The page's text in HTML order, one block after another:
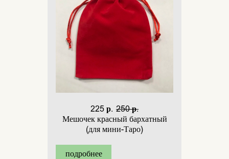
225 р. 250 р.
Мешочек красный бархатный
(для мини-Таро)
подробнее